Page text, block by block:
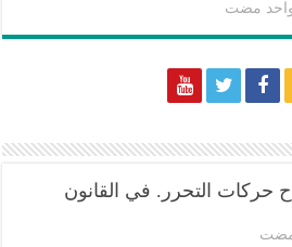
واحد مضت
حركات التحرر. في القانون
مضت